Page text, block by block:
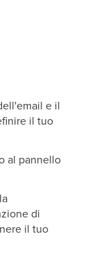
e il
il tuo
al pannello
di
il tuo